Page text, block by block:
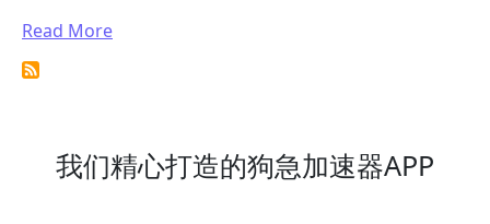
Read More
我们精心打造的狗急加速器APP